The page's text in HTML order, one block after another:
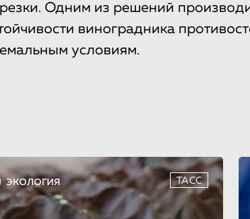
Одним из решений
виноградника
условиям.
ЭКОЛОГИЯ ТАСС